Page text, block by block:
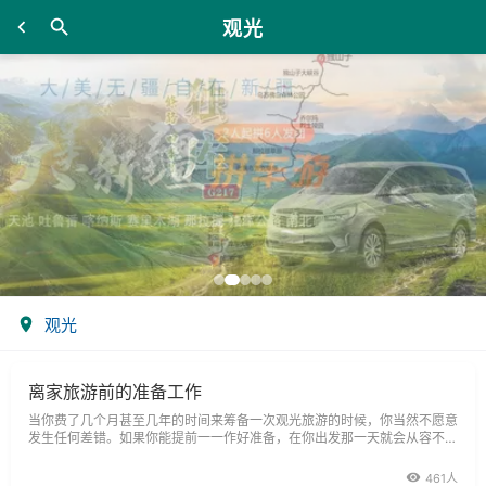
观光
观光
离家旅游前的准备工作
当你费了几个月甚至几年的时间来筹备一次观光旅游的时候，你当然不愿意
发生任何差错。如果你能提前一一作好准备，在你出发那一天就会从容不
461人